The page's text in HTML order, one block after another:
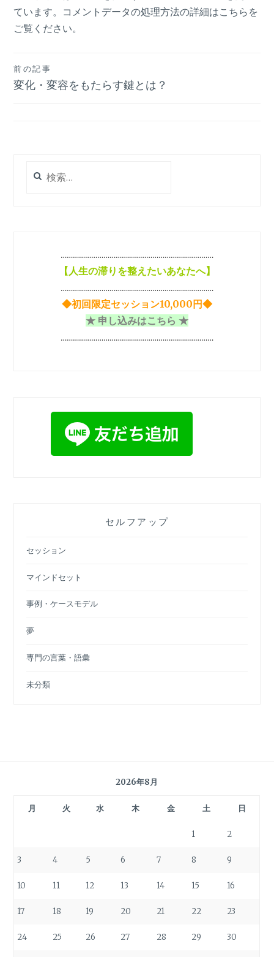
ています。 コメントデータの処理方法の詳細はこちらを
ご覧ください。
投
稿
前の記事
変化・変容をもたらす鍵とは？
索:
…………………………………………………………………
【人生の滞りを整えたいあなたへ】
…………………………………………………………………
◆初回限定セッション10,000円◆
★ 申し込みはこちら ★
…………………………………………………………………
セルフアップ
セッション
マインドセット
事例・ケースモデル
夢
専門の言葉・語彙
未分類
2026年8月
月 火 水 木 金 土 日
1 2
3 4 5 6 7 8 9
10 11 12 13 14 15 16
17 18 19 20 21 22 23
24 25 26 27 28 29 30